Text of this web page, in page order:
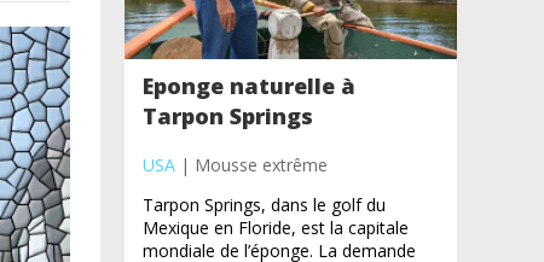
Eponge naturelle à
Tarpon Springs
USA | Mousse extrême
Tarpon Springs, dans le golf du
Mexique en Floride, est la capitale
mondiale de l’éponge. La demande